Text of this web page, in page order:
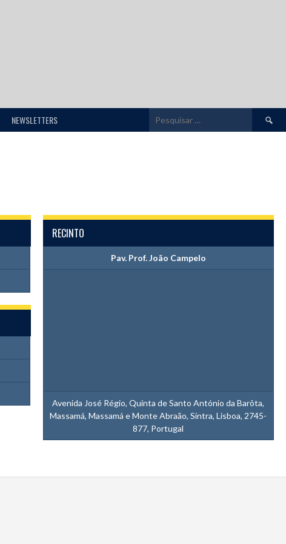
NEWSLETTERS
por:
RECINTO
Pav. Prof. João Campelo
Avenida José Régio, Quinta de Santo António da Barôta,
Massamá, Massamá e Monte Abraão, Sintra, Lisboa, 2745-
877, Portugal